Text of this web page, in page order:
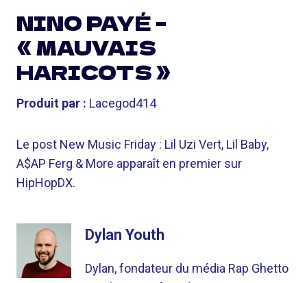
NINO PAYÉ –
« MAUVAIS
HARICOTS »
Produit par : Lacegod414
Le post New Music Friday : Lil Uzi Vert, Lil Baby,
A$AP Ferg & More apparaît en premier sur
HipHopDX.
Dylan Youth
Dylan, fondateur du média Rap Ghetto